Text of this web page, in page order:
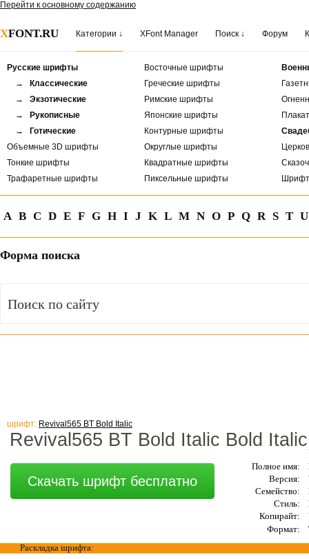
Перейти к основному содержанию
XFONT.RU Категории ↓ XFont Manager Поиск ↓ Форум
Русские шрифты
→ Классические
→ Экзотические
→ Рукописные
→ Готические
Объемные 3D шрифты
Тонкие шрифты
Трафаретные шрифты
Восточные шрифты
Греческие шрифты
Римские шрифты
Японские шрифты
Контурные шрифты
Округлые шрифты
Квадратные шрифты
Пиксельные шрифты
A B C D E F G H I J K L M N O P Q R S T U
Форма поиска
шрифт: Revival565 BT Bold Italic
Revival565 BT Bold Italic Bold Italic
Скачать шрифт бесплатно
Полное имя:
Версия:
Семейство:
Стиль:
Копирайт:
Формат:
Раскладка шрифта: